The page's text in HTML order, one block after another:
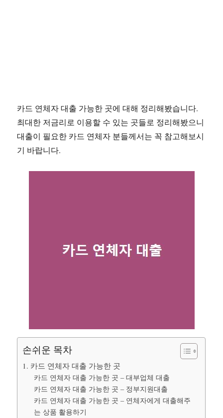
카드 연체자 대출 가능한 곳에 대해 정리해봤습니다.
최대한 저금리로 이용할 수 있는 곳들로 정리해봤으니
대출이 필요한 카드 연체자 분들께서는 꼭 참고해보시
기 바랍니다.
손쉬운 목차
1. 카드 연체자 대출 가능한 곳
카드 연체자 대출 가능한 곳 – 대부업체 대출
카드 연체자 대출 가능한 곳 – 정부지원대출
카드 연체자 대출 가능한 곳 – 연체자에게 대출해주
는 상품 활용하기